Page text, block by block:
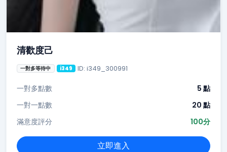
清歡度己
一對多等待中 i349 ID: i349_300991
一對多點數
5 點
一對一點數
20 點
滿意度評分
100分
立即進入